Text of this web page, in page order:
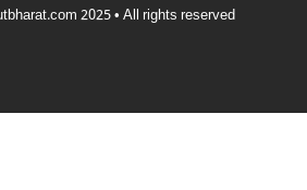
2025 • All rights reserved